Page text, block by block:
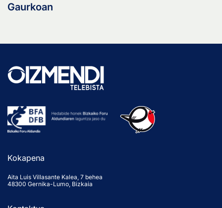
Gaurkoan
Kokapena
Aita Luis Villasante Kalea, 7 behea
48300 Gernika-Lumo, Bizkaia